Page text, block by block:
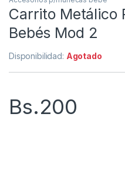
Carrito Metálico
Bebés Mod 2
Disponibilidad: Agotado
Bs.200